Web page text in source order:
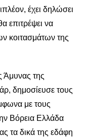
έχει δηλώσει
επιτρέψει να
κοιτασμάτων της
Άμυνας της
δημοσίευσε τους
με τους
Βόρεια Ελλάδα
τα δικά της εδάφη